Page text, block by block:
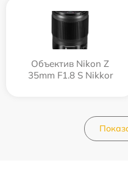
Объектив Nikon Z
35mm F1.8 S Nikkor